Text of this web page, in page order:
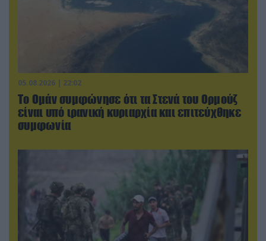
05.08.2026 | 22:02
Το Ομάν συμφώνησε ότι τα Στενά του Ορμούζ
είναι υπό ιρανική κυριαρχία και επιτεύχθηκε
συμφωνία